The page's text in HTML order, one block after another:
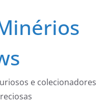
e colecionadores